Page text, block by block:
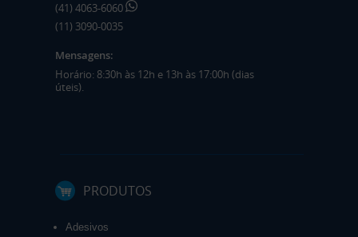
(41) 4063-6060
(11) 3090-0035
Mensagens:
Horário: 8:30h às 12h e 13h às 17:00h (dias
úteis).
PRODUTOS
Adesivos